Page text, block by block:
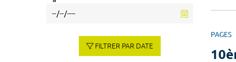
PAGES
FILTRER PAR DATE